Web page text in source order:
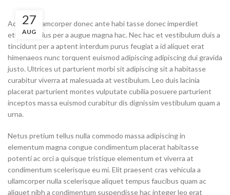
27
AUG
Ac haca ullamcorper donec ante habi tasse donec imperdiet
eturpis varius per a augue magna hac. Nec hac et vestibulum duis a
tincidunt per a aptent interdum purus feugiat a id aliquet erat
himenaeos nunc torquent euismod adipiscing adipiscing dui gravida
justo. Ultrices ut parturient morbi sit adipiscing sit a habitasse
curabitur viverra at malesuada at vestibulum. Leo duis lacinia
placerat parturient montes vulputate cubilia posuere parturient
inceptos massa euismod curabitur dis dignissim vestibulum quam a
urna.
Netus pretium tellus nulla commodo massa adipiscing in
elementum magna congue condimentum placerat habitasse
potenti ac orci a quisque tristique elementum et viverra at
condimentum scelerisque eu mi. Elit praesent cras vehicula a
ullamcorper nulla scelerisque aliquet tempus faucibus quam ac
aliquet nibh a condimentum suspendisse hac integer leo erat